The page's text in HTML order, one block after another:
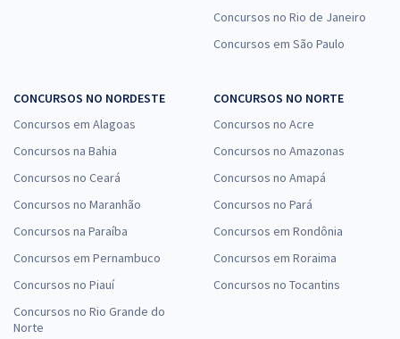
Concursos no Rio de Janeiro
Concursos em São Paulo
CONCURSOS NO NORDESTE
Concursos em Alagoas
Concursos na Bahia
Concursos no Ceará
Concursos no Maranhão
Concursos na Paraíba
Concursos em Pernambuco
Concursos no Piauí
Concursos no Rio Grande do
Norte
CONCURSOS NO NORTE
Concursos no Acre
Concursos no Amazonas
Concursos no Amapá
Concursos no Pará
Concursos em Rondônia
Concursos em Roraima
Concursos no Tocantins